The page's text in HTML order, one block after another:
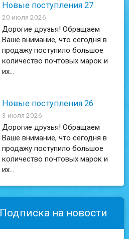
Новые поступления 27
20 июля 2026
Дорогие друзья! Обращаем
Ваше внимание, что сегодня в
продажу поступило большое
количество почтовых марок и
их...
Новые поступления 26
3 июля 2026
Дорогие друзья! Обращаем
Ваше внимание, что сегодня в
продажу поступило большое
количество почтовых марок и
их...
Подписка на новости